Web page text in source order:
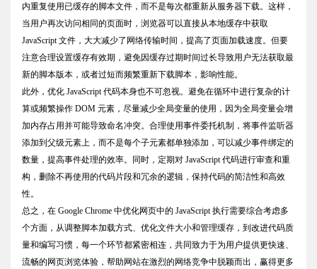
内重复使用已缓存的脚本文件，而不是每次都重新从服务器下载。这样，
当用户再次访问相同的页面时，浏览器可以直接从本地缓存中获取
JavaScript 文件，大大减少了网络传输时间，提高了页面加载速度。但要
注意合理设置缓存有效期，避免因缓存过期时间过长导致用户无法获取最
新的脚本版本，或者过短而频繁重新下载脚本，影响性能。
此外，优化 JavaScript 代码本身也不可忽视。避免在循环中进行复杂的计
算或频繁操作 DOM 元素，尽量减少全局变量的使用，因为全局变量会增
加内存占用并可能导致命名冲突。合理使用事件委托机制，将事件监听器
添加到父级元素上，而不是每个子元素都单独添加，可以减少事件绑定的
数量，提高事件处理的效率。同时，定期对 JavaScript 代码进行审查和重
构，删除不再使用的代码片段和冗余的逻辑，保持代码的简洁性和高效
性。
总之，在 Google Chrome 中优化网页中的 JavaScript 执行需要综合考虑多
个方面，从调整脚本加载方式、优化文件大小和管理缓存，到改进代码质
量和编写习惯，每一个环节都紧密相连，共同致力于为用户提供更快速、
流畅的网页浏览体验，帮助网站在激烈的网络竞争中脱颖而出，赢得更多